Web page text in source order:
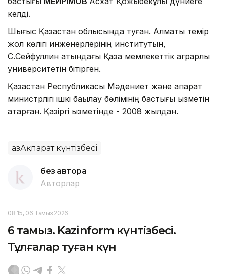
келді.
Шығыс Қазақстан облысында туған. Алматы темір
жол көлігі инженерлерінің институтын,
С.Сейфуллин атындағы Қазақ мемлекеттік аграрлық
университетін бітірген.
Қазақстан Республикасы Мәдениет және ақпарат
министрлігі ішкі бақылау бөлімінің бастығы қызметін
атқарған. Қазіргі қызметінде - 2008 жылдан.
ҚазАқпарат күнтізбесі
без автора
Авторлар
08:15, 06 Тамыз 2026
6 тамыз. Kazinform күнтізбесі.
Тұлғалар туған күн